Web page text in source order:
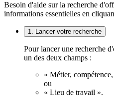
Besoin d'aide sur la recherche
informations essentielles en
1. Lancer votre recherche
Pour lancer une recherche
un des deux champs :
« Métier,
ou
« Lieu de travail ».